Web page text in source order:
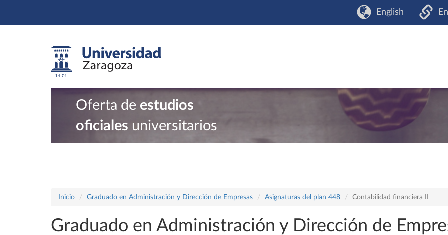
English
Oferta de estudios
oficiales universitarios
Inicio Graduado en Administración y Dirección de Empresas Asignaturas del plan 448 Contabilidad financiera II
Graduado en Administración y Dirección de